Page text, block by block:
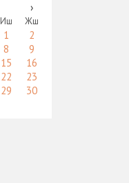
›
Иш Жш
1
2
8
9
15
16
22
23
29
30